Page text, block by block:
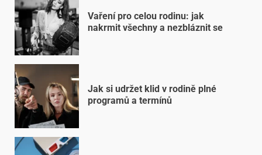
Vaření pro celou rodinu: jak
nakrmit všechny a nezbláznit se
Jak si udržet klid v rodině plné
programů a termínů